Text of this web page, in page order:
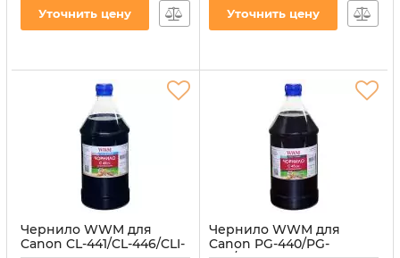
(C45/Y-4)
Уточнить цену
(C45/M-4)
Уточнить цену
Чернило WWM для
Canon CL-441/CL-446/CLI-
Чернило WWM для
Canon PG-440/PG-